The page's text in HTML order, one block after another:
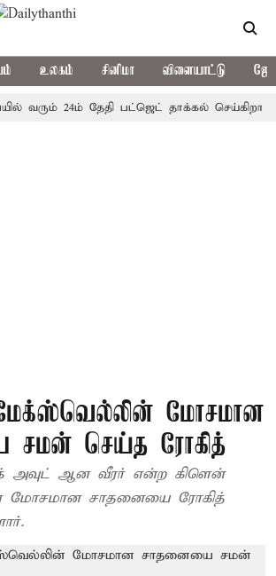
உலகம் சினிமா விளையாட்டு
24ம் தேதி பட்ஜெட் தாக்கல் செய்கிறார்
மோசமான
சமன் செய்த ரோகித்
அவுட் ஆன வீரர் என்ற கிளென்
மோசமான சாதனையை ரோகித்